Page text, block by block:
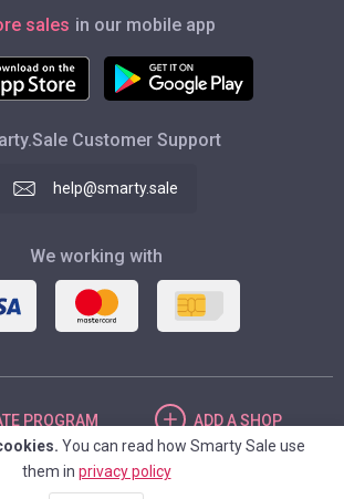
sales in our mobile app
Customer Support
help@smarty.sale
We working with
PROGRAM ADDA SHOP
UNITED STATES
You can read how Smarty Sale use
them in privacy policy